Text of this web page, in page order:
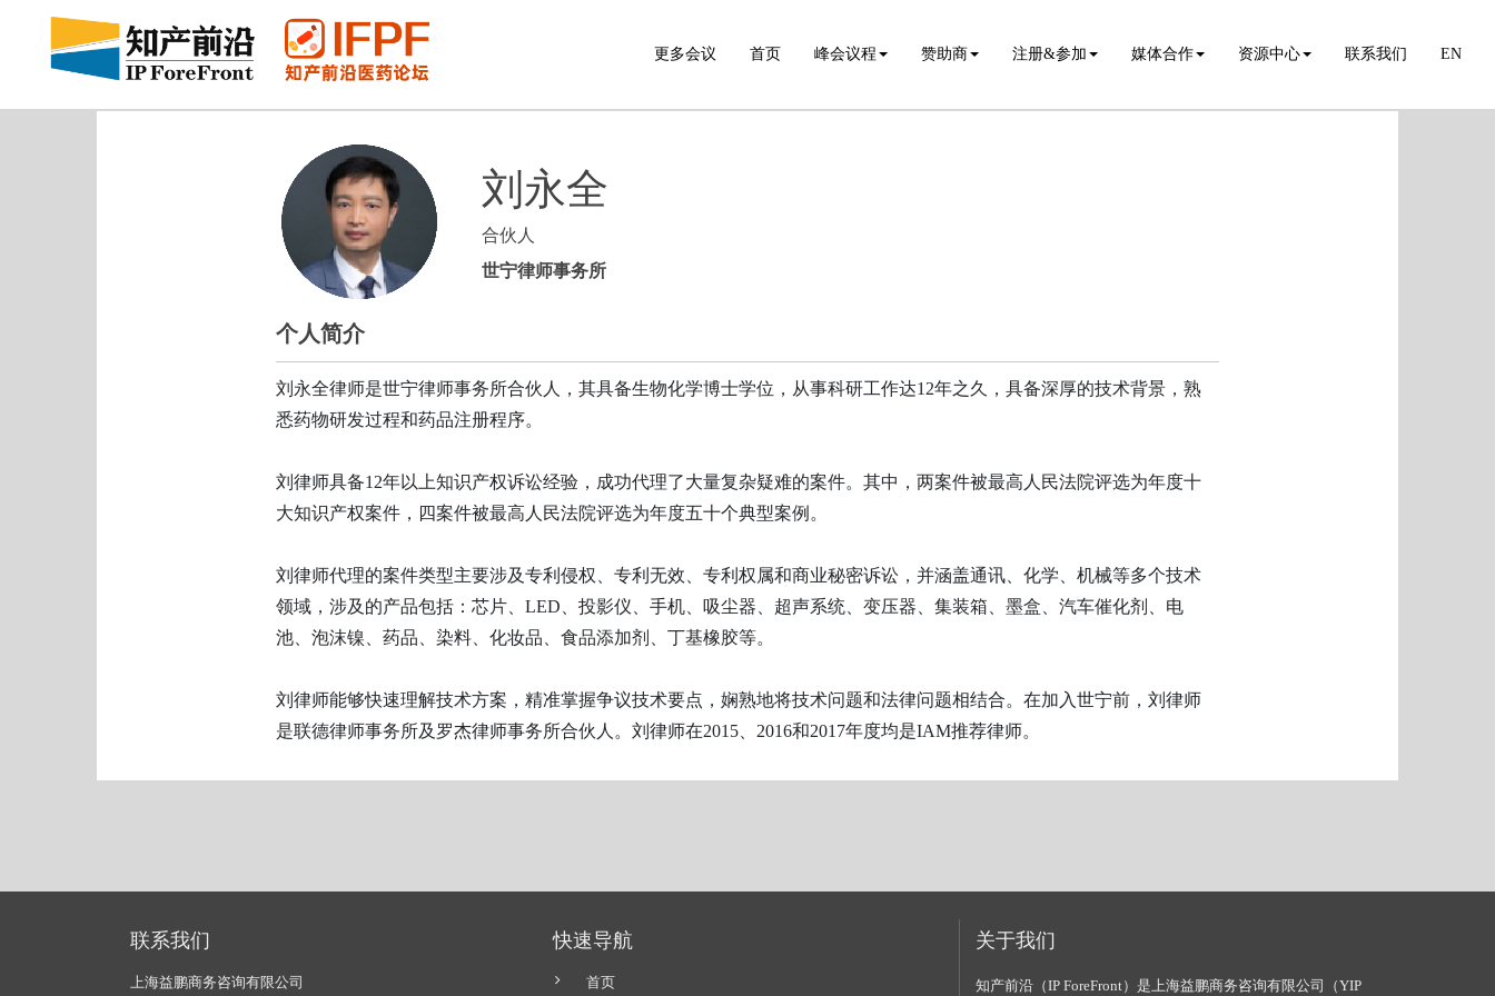
更多会议 首页 峰会议程 赞助商 注册&参加 媒体合作 资源中心 联系我们 EN
刘永全
合伙人
世宁律师事务所
个人简介
刘永全律师是世宁律师事务所合伙人，其具备生物化学博士学位，从事科研工作达12年之久，具备深厚的技术背景，熟
悉药物研发过程和药品注册程序。
刘律师具备12年以上知识产权诉讼经验，成功代理了大量复杂疑难的案件。其中，两案件被最高人民法院评选为年度十
大知识产权案件，四案件被最高人民法院评选为年度五十个典型案例。
刘律师代理的案件类型主要涉及专利侵权、专利无效、专利权属和商业秘密诉讼，并涵盖通讯、化学、机械等多个技术
领域，涉及的产品包括：芯片、LED、投影仪、手机、吸尘器、超声系统、变压器、集装箱、墨盒、汽车催化剂、电
池、泡沫镍、药品、染料、化妆品、食品添加剂、丁基橡胶等。
刘律师能够快速理解技术方案，精准掌握争议技术要点，娴熟地将技术问题和法律问题相结合。在加入世宁前，刘律师
是联德律师事务所及罗杰律师事务所合伙人。刘律师在2015、2016和2017年度均是IAM推荐律师。
联系我们
上海益鹏商务咨询有限公司
快速导航
首页
关于我们
知产前沿（IP ForeFront）是上海益鹏商务咨询有限公司（YIP